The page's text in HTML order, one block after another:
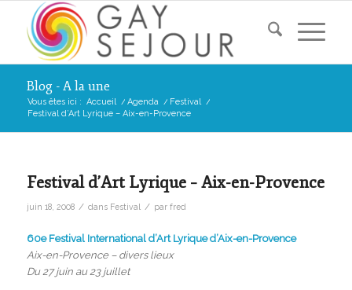
Blog - A la une
Vous êtes ici : Accueil / Agenda / Festival /
Festival d’Art Lyrique – Aix-en-Provence
Festival d’Art Lyrique – Aix-en-Provence
juin 18, 2008 / dans Festival / par fred
60e Festival International d’Art Lyrique d’Aix-en-Provence
Aix-en-Provence – divers lieux
Du 27 juin au 23 juillet